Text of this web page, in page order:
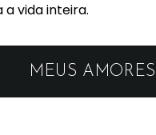
a vida inteira.
MEUS AMORES